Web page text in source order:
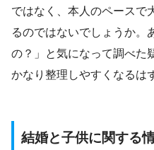
ではなく、本人のペースで
るのではないでしょうか。
の？」と気になって調べた
かなり整理しやすくなるは
結婚と子供に関する